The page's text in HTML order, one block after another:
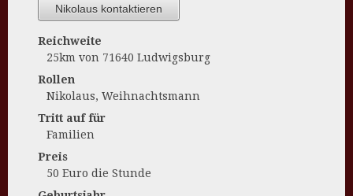
Nikolaus kontaktieren
Reichweite
25km von 71640 Ludwigsburg
Rollen
Nikolaus, Weihnachtsmann
Tritt auf für
Familien
Preis
50 Euro die Stunde